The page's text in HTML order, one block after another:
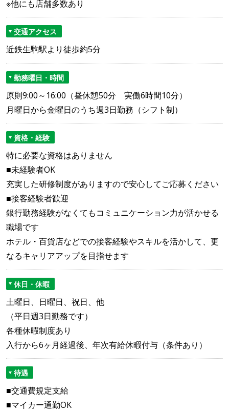
※他にも店舗多数あり
交通アクセス
近鉄生駒駅より徒歩約5分
勤務曜日・時間
原則9:00～16:00（昼休憩50分 実働6時間10分）
月曜日から金曜日のうち週3日勤務（シフト制）
資格・経験
特に必要な資格はありません
■未経験者OK
充実した研修制度がありますので安心してご応募ください
■接客経験者歓迎
銀行勤務経験がなくてもコミュニケーション力が活かせる
職場です
ホテル・百貨店などでの接客経験やスキルを活かして、更
なるキャリアアップを目指せます
休日・休暇
土曜日、日曜日、祝日、他
（平日週3日勤務です）
各種休暇制度あり
入行から6ヶ月経過後、年次有給休暇付与（条件あり）
待遇
■交通費規定支給
■マイカー通勤OK